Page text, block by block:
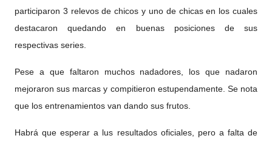
participaron 3 relevos de chicos y uno de chicas en los cuales
destacaron quedando en buenas posiciones de sus
respectivas series.
Pese a que faltaron muchos nadadores, los que nadaron
mejoraron sus marcas y compitieron estupendamente. Se nota
que los entrenamientos van dando sus frutos.
Habrá que esperar a lus resultados oficiales, pero a falta de